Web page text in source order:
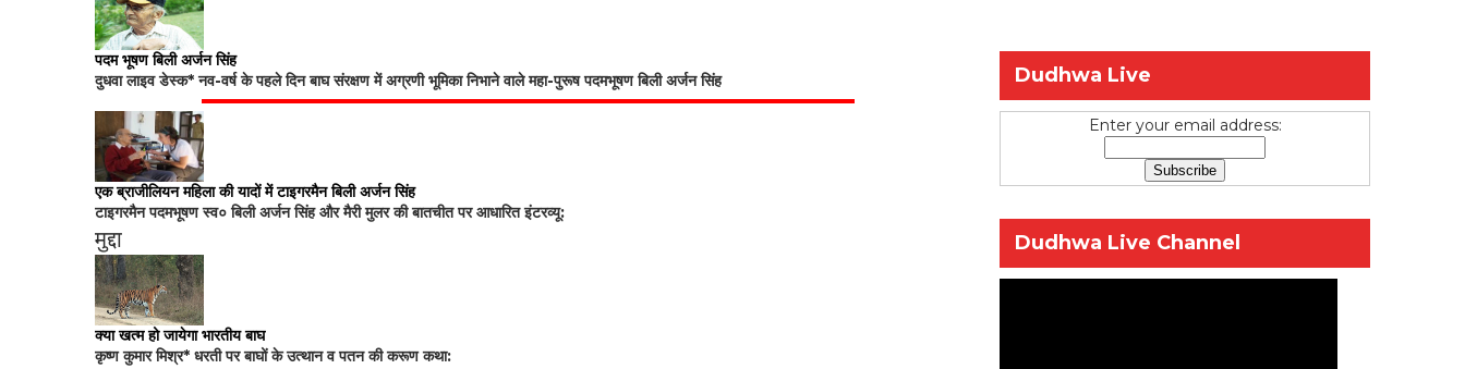
पदम भूषण बिली अर्जन सिंह
दुधवा लाइव डेस्क* नव-वर्ष के पहले दिन बाघ संरक्षण में अग्रणी भूमिका निभाने वाले महा-पुरूष पदमभूषण बिली अर्जन सिंह
एक ब्राजीलियन महिला की यादों में टाइगरमैन बिली अर्जन सिंह
टाइगरमैन पदमभूषण स्व० बिली अर्जन सिंह और मैरी मुलर की बातचीत पर आधारित इंटरव्यू:
मुद्दा
क्या खत्म हो जायेगा भारतीय बाघ
कृष्ण कुमार मिश्र* धरती पर बाघों के उत्थान व पतन की करूण कथा:
Dudhwa Live
Enter your email address:
Dudhwa Live Channel